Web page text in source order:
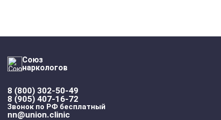
Союз
наркологов
8 (800) 302-50-49
8 (905) 407-16-72
Звонок по РФ бесплатный
nn@union.clinic